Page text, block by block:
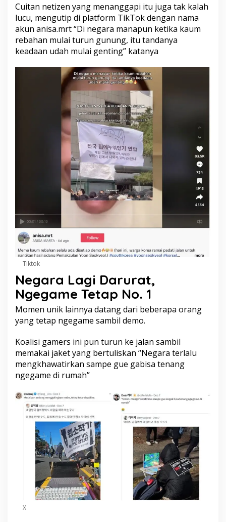
Cuitan netizen yang menanggapi itu juga tak kalah
lucu, mengutip di platform TikTok dengan nama
akun anisa.mrt “Di negara manapun ketika kaum
rebahan mulai turun gunung, itu tandanya
keadaan udah mulai genting” katanya
Tiktok
Negara Lagi Darurat,
Ngegame Tetap No. 1
Momen unik lainnya datang dari beberapa orang
yang tetap ngegame sambil demo.
Koalisi gamers ini pun turun ke jalan sambil
memakai jaket yang bertuliskan “Negara terlalu
mengkhawatirkan sampe gue gabisa tenang
ngegame di rumah”
X